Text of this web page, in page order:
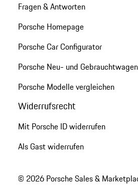
Fragen & Antworten
Porsche Homepage
Porsche Car Configurator
Porsche Neu- und
Porsche Modelle vergleichen
Widerrufsrecht
Mit Porsche ID widerrufen
Als Gast widerrufen
© 2026 Porsche Sales &